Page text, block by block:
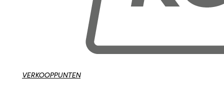
VERKOOPPUNTEN